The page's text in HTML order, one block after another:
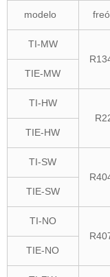
modelo
TI-MW
TIE-MW
TI-HW
TIE-HW
TI-SW
TIE-SW
TI-NO
TIE-NO